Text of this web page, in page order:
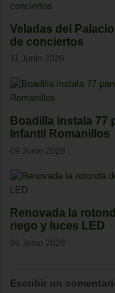
Veladas del
de conciertos
11 Junio 2026
Boadilla instala 77
Infantil Romanillos
09 Junio 2026
Renovada la
riego y luces LED
06 Junio 2026
Escribir un